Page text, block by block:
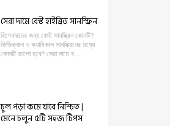
সেরা দামে বেস্ট হাইব্রিড সানস্ক্রিন
বিগেনারদের জন্য বেস্ট সানস্ক্রিন কোনটি?
ফিজিক্যাল ও ক্যামিকাল সানস্ক্রিনের মধ্যে
কোনটি ভালো হবে? সেরা দামে ব…
চুল পড়া কমে যাবে নিশ্চিত |
মেনে চলুন ৫টি সহজ টিপস